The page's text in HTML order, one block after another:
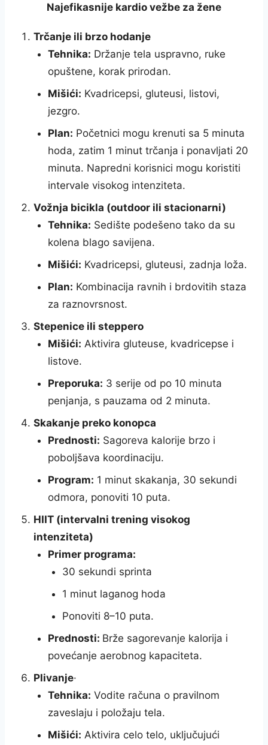
Najefikasnije kardio vežbe za žene
Trčanje ili brzo hodanje
Tehnika: Držanje tela uspravno, ruke
opuštene, korak prirodan.
Mišići: Kvadricepsi, gluteusi, listovi,
jezgro.
Plan: Početnici mogu krenuti sa 5 minuta
hoda, zatim 1 minut trčanja i ponavljati 20
minuta. Napredni korisnici mogu koristiti
intervale visokog intenziteta.
Vožnja bicikla (outdoor ili stacionarni)
Tehnika: Sedište podešeno tako da su
kolena blago savijena.
Mišići: Kvadricepsi, gluteusi, zadnja loža.
Plan: Kombinacija ravnih i brdovitih staza
za raznovrsnost.
Stepenice ili steppero
Mišići: Aktivira gluteuse, kvadricepse i
listove.
Preporuka: 3 serije od po 10 minuta
penjanja, s pauzama od 2 minuta.
Skakanje preko konopca
Prednosti: Sagoreva kalorije brzo i
poboljšava koordinaciju.
Program: 1 minut skakanja, 30 sekundi
odmora, ponoviti 10 puta.
HIIT (intervalni trening visokog
intenziteta)
Primer programa:
30 sekundi sprinta
1 minut laganog hoda
Ponoviti 8–10 puta.
Prednosti: Brže sagorevanje kalorija i
povećanje aerobnog kapaciteta.
Plivanje·
Tehnika: Vodite računa o pravilnom
zaveslaju i položaju tela.
Mišići: Aktivira celo telo, uključujući